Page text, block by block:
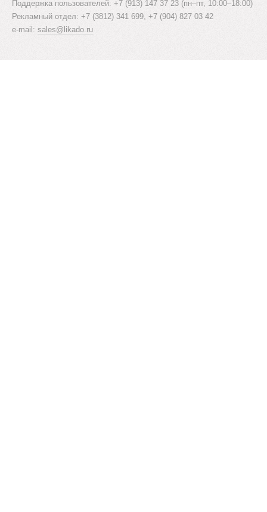
Поддержка пользователей: +7 (913) 147 37 23 (пн–пт, 10:00–18:00)
Рекламный отдел: +7 (3812) 341 699, +7 (904) 827 03 42
e-mail: sales@likado.ru